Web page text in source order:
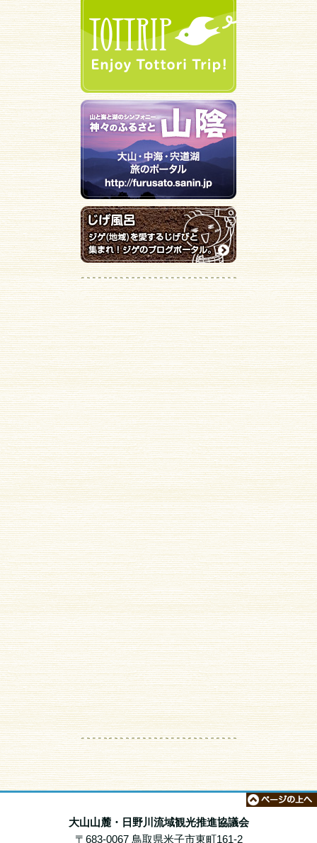
大山山麓・日野川流域観光推進協議会
〒683-0067 鳥取県米子市東町161-2